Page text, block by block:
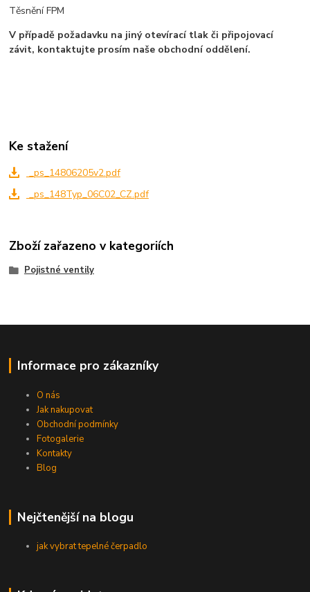
Těsnění FPM
V případě požadavku na jiný otevírací tlak či připojovací
závit, kontaktujte prosím naše obchodní oddělení.
Ke stažení
_ps_14806205v2.pdf
_ps_148Typ_06C02_CZ.pdf
Zboží zařazeno v kategoriích
Pojistné ventily
Informace pro zákazníky
O nás
Jak nakupovat
Obchodní podmínky
Fotogalerie
Kontakty
Blog
Nejčtenější na blogu
jak vybrat tepelné čerpadlo